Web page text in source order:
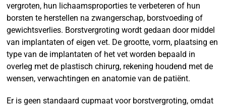
vergroten, hun lichaamsproporties te verbeteren of hun
borsten te herstellen na zwangerschap, borstvoeding of
gewichtsverlies. Borstvergroting wordt gedaan door middel
van implantaten of eigen vet. De grootte, vorm, plaatsing en
type van de implantaten of het vet worden bepaald in
overleg met de plastisch chirurg, rekening houdend met de
wensen, verwachtingen en anatomie van de patiënt.
Er is geen standaard cupmaat voor borstvergroting, omdat